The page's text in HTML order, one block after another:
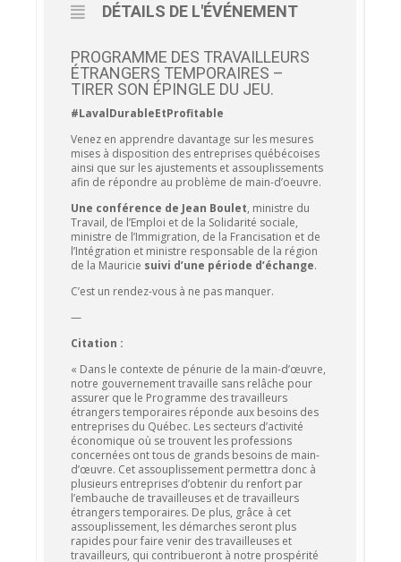
DÉTAILS DE L'ÉVÉNEMENT
PROGRAMME DES TRAVAILLEURS
ÉTRANGERS TEMPORAIRES –
TIRER SON ÉPINGLE DU JEU.
#LavalDurableEtProfitable
Venez en apprendre davantage sur les mesures
mises à disposition des entreprises québécoises
ainsi que sur les ajustements et assouplissements
afin de répondre au problème de main-d’oeuvre.
Une conférence de Jean Boulet, ministre du
Travail, de l’Emploi et de la Solidarité sociale,
ministre de l’Immigration, de la Francisation et de
l’Intégration et ministre responsable de la région
de la Mauricie suivi d’une période d’échange.
C’est un rendez-vous à ne pas manquer.
—
Citation :
« Dans le contexte de pénurie de la main-d’œuvre,
notre gouvernement travaille sans relâche pour
assurer que le Programme des travailleurs
étrangers temporaires réponde aux besoins des
entreprises du Québec. Les secteurs d’activité
économique où se trouvent les professions
concernées ont tous de grands besoins de main-
d’œuvre. Cet assouplissement permettra donc à
plusieurs entreprises d’obtenir du renfort par
l’embauche de travailleuses et de travailleurs
étrangers temporaires. De plus, grâce à cet
assouplissement, les démarches seront plus
rapides pour faire venir des travailleuses et
travailleurs, qui contribueront à notre prospérité